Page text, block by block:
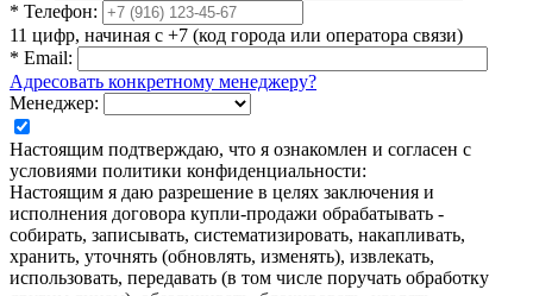
* Телефон:
11 цифр, начиная с +7 (код города или оператора связи)
* Email:
Адресовать конкретному менеджеру?
Менеджер:
Настоящим подтверждаю, что я ознакомлен и согласен с
условиями политики конфиденциальности:
Настоящим я даю разрешение в целях заключения и
исполнения договора купли-продажи обрабатывать -
собирать, записывать, систематизировать, накапливать,
хранить, уточнять (обновлять, изменять), извлекать,
использовать, передавать (в том числе поручать обработку